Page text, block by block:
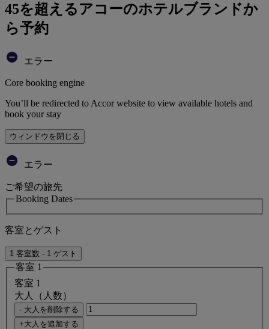
45を超えるアコーのホテルブランドか
ら予約
エラー
Core booking engine
You’ll be redirected to Accor website to view available hotels and
book your stay
ウィンドウを閉じる
エラー
ご希望の旅先
Booking Dates
客室とゲスト
1 客室数 - 1 ゲスト
客室 1
客室 1
大人（人数）
- 大人を削除する
+大人を追加する